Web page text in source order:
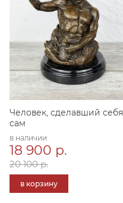
Человек, сделавший себя
сам
в наличии
18 900 р.
20 100 р.
в корзину